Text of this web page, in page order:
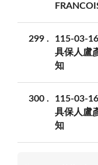
299
115-03-
具保人盧
知
300
115-03-
具保人盧
知